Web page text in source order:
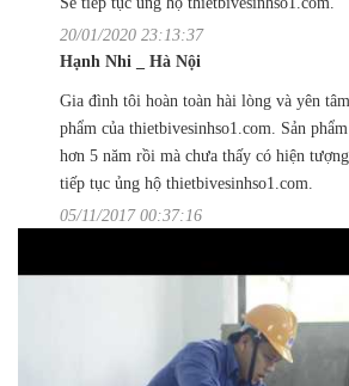
20/01/2020 23:13:37
Hạnh Nhi _ Hà Nội
Gia đình tôi hoàn toàn hài lòng và yên
phẩm của thietbivesinhso1.com. Sản
hơn 5 năm rồi mà chưa thấy có hiện
tiếp tục ủng hộ thietbivesinhso1.com.
05/11/2017 00:37:16